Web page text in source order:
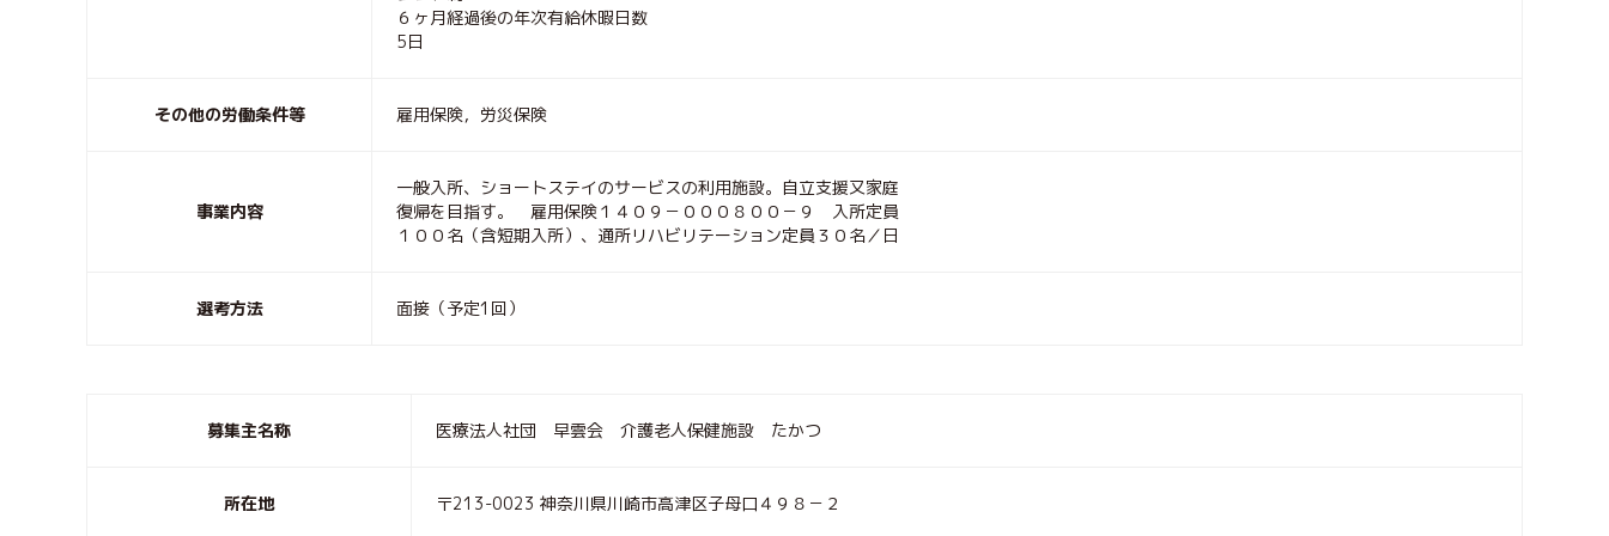
６ヶ月経過後の年次有給休暇日数
5日
その他の労働条件等 雇用保険，労災保険
事業内容
一般入所、ショートステイのサービスの利用施設。自立支援又家庭
復帰を目指す。 雇用保険１４０９－０００８００－９ 入所定員
１００名（含短期入所）、通所リハビリテーション定員３０名／日
選考方法 面接（予定1回）
募集主名称 医療法人社団 早雲会 介護老人保健施設 たかつ
所在地 〒213-0023 神奈川県川崎市高津区子母口４９８－２